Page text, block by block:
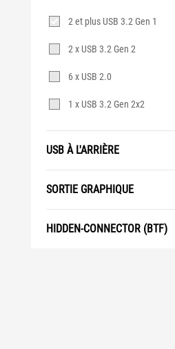
2 et plus USB 3.2 Gen 1
2 x USB 3.2 Gen 2
6 x USB 2.0
1 x USB 3.2 Gen 2x2
USB À L'ARRIÈRE
SORTIE GRAPHIQUE
HIDDEN-CONNECTOR (BTF)